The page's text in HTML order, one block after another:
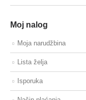
Moj nalog
Moja narudžbina
Lista želja
Isporuka